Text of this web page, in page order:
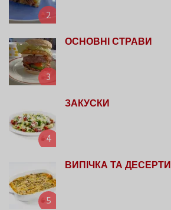
2
3
ОСНОВНІ СТРАВИ
4
ЗАКУСКИ
5
ВИПІЧКА ТА ДЕСЕРТИ